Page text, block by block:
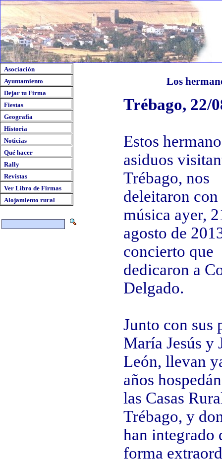
Asociación
Ayuntamiento
Dejar tu Firma
Fiestas
Geografía
Historia
Noticias
Qué hacer
Rally
Revistas
Ver Libro de Firmas
Alojamiento rural
Los
Trébago, 22/
Estos
asiduos
Trébago, nos
deleitaron con
música ayer,
agosto de
concierto que
dedicaron a
Delgado.
Junto con sus
María Jesús y
León, llevan
años
las Casas
Trébago, y
han integrado
forma